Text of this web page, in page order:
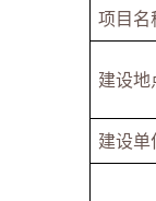
项目名
建设地
建设单